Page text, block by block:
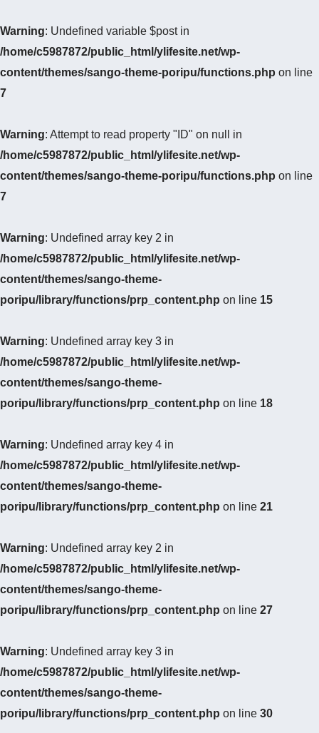
Warning: Undefined variable $post in
/home/c5987872/public_html/ylifesite.net/wp-
content/themes/sango-theme-poripu/functions.php on line
7
Warning: Attempt to read property "ID" on null in
/home/c5987872/public_html/ylifesite.net/wp-
content/themes/sango-theme-poripu/functions.php on line
7
Warning: Undefined array key 2 in
/home/c5987872/public_html/ylifesite.net/wp-
content/themes/sango-theme-
poripu/library/functions/prp_content.php on line 15
Warning: Undefined array key 3 in
/home/c5987872/public_html/ylifesite.net/wp-
content/themes/sango-theme-
poripu/library/functions/prp_content.php on line 18
Warning: Undefined array key 4 in
/home/c5987872/public_html/ylifesite.net/wp-
content/themes/sango-theme-
poripu/library/functions/prp_content.php on line 21
Warning: Undefined array key 2 in
/home/c5987872/public_html/ylifesite.net/wp-
content/themes/sango-theme-
poripu/library/functions/prp_content.php on line 27
Warning: Undefined array key 3 in
/home/c5987872/public_html/ylifesite.net/wp-
content/themes/sango-theme-
poripu/library/functions/prp_content.php on line 30